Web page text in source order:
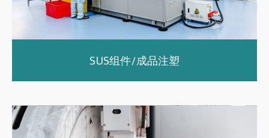
SUS组件/成品注塑